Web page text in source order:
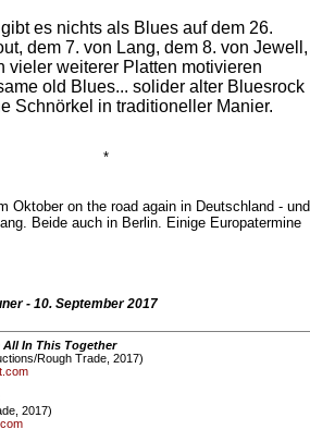
es nichts als Blues auf dem 26.
dem 7. von Lang, dem 8. von Jewell,
vieler weiterer Platten motivieren
old Blues... solider alter Bluesrock
Schnörkel in traditioneller Manier.
*
Oktober on the road again in Deutschland - und
Beide auch in Berlin. Einige Europatermine
- 10. September 2017
All In This Together
Rough Trade, 2017)
2017)